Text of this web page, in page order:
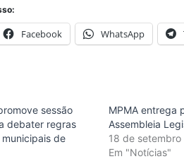
Facebook WhatsApp
sessão
debater regras
de
MPMA entrega
Assembleia
18 de
Em "Notícias"